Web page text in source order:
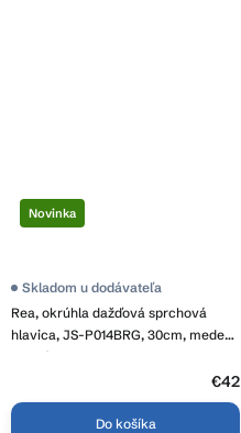
Novinka
Rea, okrúhla dažďová sprchová
hlavica, JS-P014BRG, 30cm, medená
matná, REA-P8605
Skladom u dodávateľa
€42
Do košíka